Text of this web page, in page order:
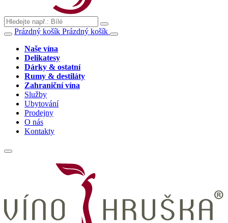
Prázdný košík Prázdný košík
Naše vína
Delikatesy
Dárky & ostatní
Rumy & destiláty
Zahraniční vína
Služby
Ubytování
Prodejny
O nás
Kontakty